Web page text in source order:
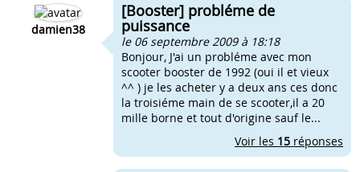
damien38
[Booster] probléme de
puissance
le 06 septembre 2009 à 18:18
Bonjour, J'ai un probléme avec mon
scooter booster de 1992 (oui il et vieux
^^ ) je les acheter y a deux ans ces donc
la troisiéme main de se scooter,il a 20
mille borne et tout d'origine sauf le...
Voir les 15 réponses